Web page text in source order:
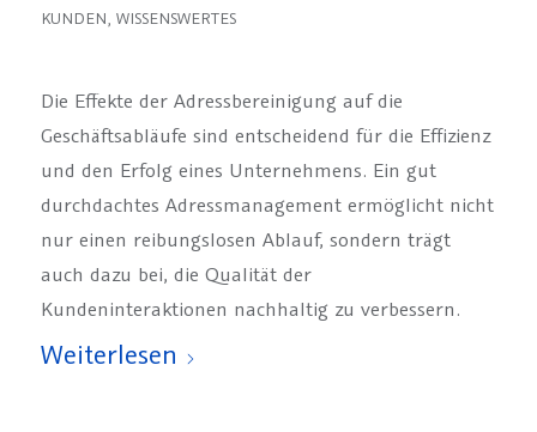
KUNDEN, WISSENSWERTES
Die Effekte der Adressbereinigung auf die
Geschäftsabläufe sind entscheidend für die Effizienz
und den Erfolg eines Unternehmens. Ein gut
durchdachtes Adressmanagement ermöglicht nicht
nur einen reibungslosen Ablauf, sondern trägt
auch dazu bei, die Qualität der
Kundeninteraktionen nachhaltig zu verbessern.
Weiterlesen